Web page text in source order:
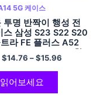
5G 케이스
투명 반짝이 행성 전
스 삼성 S23 S22 S20
라 FE 플러스 A52
A14 A33 A23 참
소프트 커버
$14.76 –$15.96
어보세요